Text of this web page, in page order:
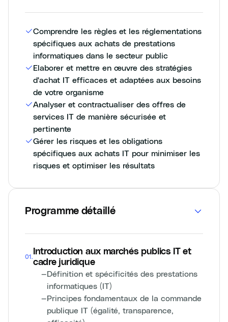
Comprendre les règles et les réglementations
spécifiques aux achats de prestations
informatiques dans le secteur public
Elaborer et mettre en œuvre des stratégies
d'achat IT efficaces et adaptées aux besoins
de votre organisme
Analyser et contractualiser des offres de
services IT de manière sécurisée et
pertinente
Gérer les risques et les obligations
spécifiques aux achats IT pour minimiser les
risques et optimiser les résultats
Programme détaillé
01 .
Introduction aux marchés publics IT et
cadre juridique
—Définition et spécificités des prestations
informatiques (IT)
—Principes fondamentaux de la commande
publique IT (égalité, transparence,